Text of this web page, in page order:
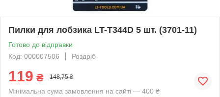
Пилки для лобзика LT-T344D 5 шт. (3701-11)
Готово до відправки
Код: 000007506
Роздріб
119 ₴ 148,75 ₴
Мінімальна сума замовлення на сайті — 400 ₴